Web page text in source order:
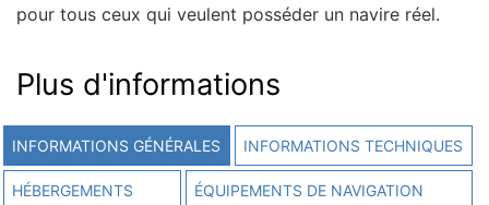
pour tous ceux qui veulent posséder un navire réel.
Plus d'informations
INFORMATIONS GÉNÉRALES INFORMATIONS TECHNIQUES
HÉBERGEMENTS ÉQUIPEMENTS DE NAVIGATION